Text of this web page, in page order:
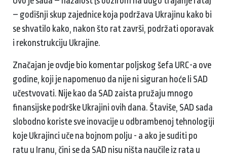
– godišnji skup zajednice koja podržava Ukrajinu kako bi
se shvatilo kako, nakon što rat završi, podržati oporavak
i rekonstrukciju Ukrajine.
Značajan je ovdje bio komentar poljskog šefa URC-a ove
godine, koji je napomenuo da nije ni siguran hoće li SAD
učestvovati. Nije kao da SAD zaista pružaju mnogo
finansijske podrške Ukrajini ovih dana. Štaviše, SAD sada
slobodno koriste sve inovacije u odbrambenoj tehnologiji
koje Ukrajinci uče na bojnom polju - a ako je suditi po
ratu u Iranu, čini se da SAD nisu ništa naučile iz rata u